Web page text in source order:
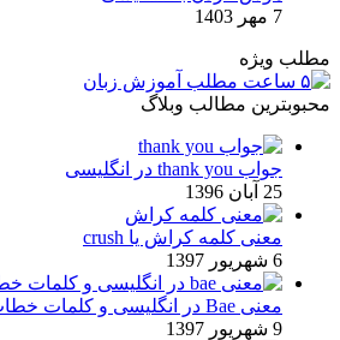
7 مهر 1403
مطلب ویژه
محبوبترین مطالب وبلاگ
جواب thank you در انگلیسی
25 آبان 1396
معنی کلمه کراش یا crush
6 شهریور 1397
معنی Bae در انگلیسی و کلمات خطاب عاشقانه
9 شهریور 1397